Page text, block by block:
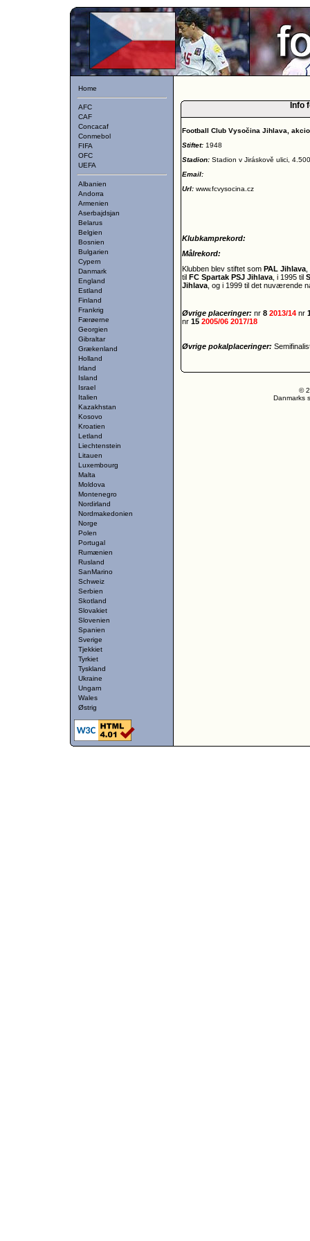
Home
AFC
CAF
Concacaf
Conmebol
FIFA
OFC
UEFA
Albanien
Andorra
Armenien
Aserbajdsjan
Belarus
Belgien
Bosnien
Bulgarien
Cypern
Danmark
England
Estland
Finland
Frankrig
Færøerne
Georgien
Gibraltar
Grækenland
Holland
Irland
Island
Israel
Italien
Kazakhstan
Kosovo
Kroatien
Letland
Liechtenstein
Litauen
Luxembourg
Malta
Moldova
Montenegro
Nordirland
Nordmakedonien
Norge
Polen
Portugal
Rumænien
Rusland
SanMarino
Schweiz
Serbien
Skotland
Slovakiet
Slovenien
Spanien
Sverige
Tjekkiet
Tyrkiet
Tyskland
Ukraine
Ungarn
Wales
Østrig
Info
Football Club Vysočina Jihlava,
Stiftet: 1948
Stadion: Stadion v Jiráskově ulici, 4.500
Email:
Url: www.fcvysocina.cz
Klubkamprekord:
Målrekord:
Klubben blev stiftet som PAL Jihlava
til FC Spartak PSJ Jihlava , i 1995 til
Jihlava , og i 1999 til det nuværende
Øvrige placeringer: nr 8 2013/14 nr
nr 15 2005/06 2017/18
Øvrige pokalplaceringer:
©
Danmarks